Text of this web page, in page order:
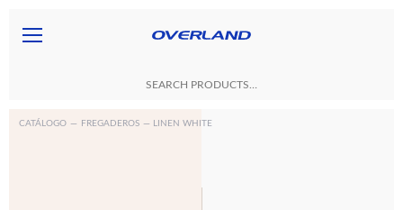
CATÁLOGO — FREGADEROS — LINEN WHITE